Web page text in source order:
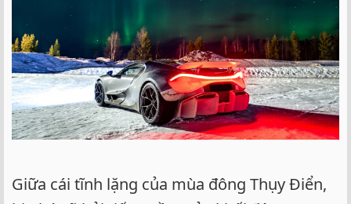
Giữa cái tĩnh lặng của mùa đông Thụy Điển,